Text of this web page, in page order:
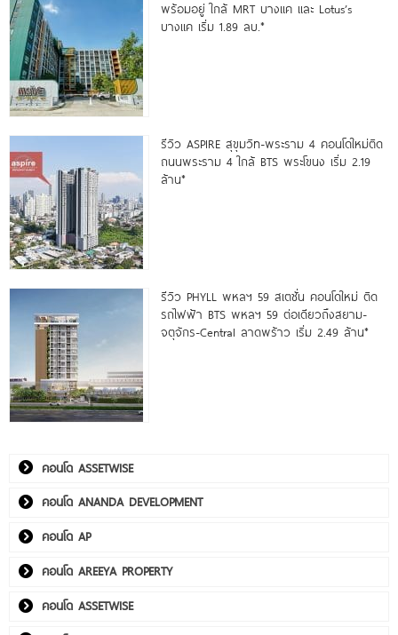
พร้อมอยู่ ใกล้ MRT บางแค และ Lotus’s
บางแค เริ่ม 1.89 ลบ.*
รีวิว ASPIRE สุขุมวิท-พระราม 4 คอนโดใหม่ติด
ถนนพระราม 4 ใกล้ BTS พระโขนง เริ่ม 2.19
ล้าน*
รีวิว PHYLL พหลฯ 59 สเตชั่น คอนโดใหม่ ติด
รถไฟฟ้า BTS พหลฯ 59 ต่อเดียวถึงสยาม-
จตุจักร-Central ลาดพร้าว เริ่ม 2.49 ล้าน*
คอนโด ASSETWISE
คอนโด ANANDA DEVELOPMENT
คอนโด AP
คอนโด AREEYA PROPERTY
คอนโด ASSETWISE